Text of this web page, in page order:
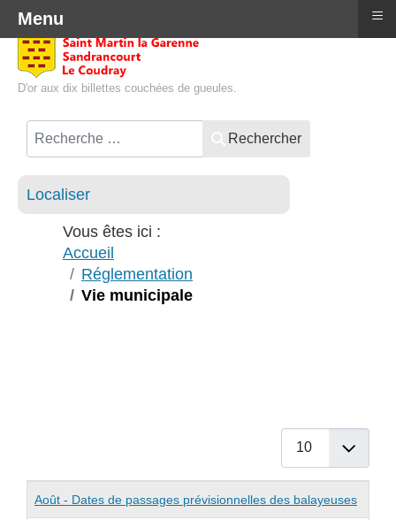
D'or aux dix billettes couchées de gueules.
Rechercher
Localiser
Vous êtes ici :
Accueil
Réglementation
Vie municipale
Titre
Août - Dates de passages prévisionnelles des balayeuses
Menu ≡